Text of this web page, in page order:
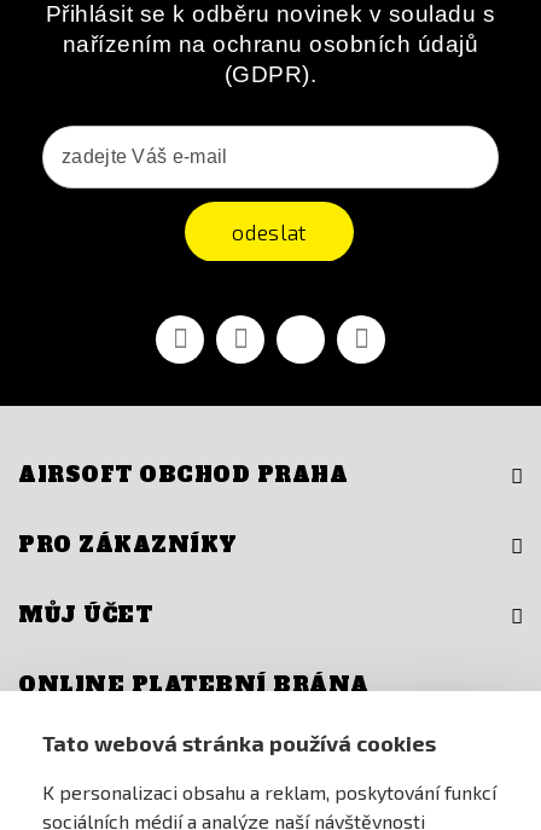
Tato webová stránka používá cookies
K personalizaci obsahu a reklam, poskytování funkcí
sociálních médií a analýze naší návštěvnosti
Přihlásit se k odběru novinek v souladu s
nařízením na ochranu osobních údajů
(GDPR).
odeslat
FacebookYouTubeVimeo Instagram
AIRSOFT OBCHOD PRAHA
PRO ZÁKAZNÍKY
MŮJ ÚČET
ONLINE PLATEBNÍ BRÁNA